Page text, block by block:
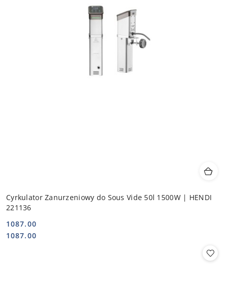
Cyrkulator Zanurzeniowy do Sous Vide 50l 1500W | HENDI
221136
Cena:
1087.00
Cena:
1087.00